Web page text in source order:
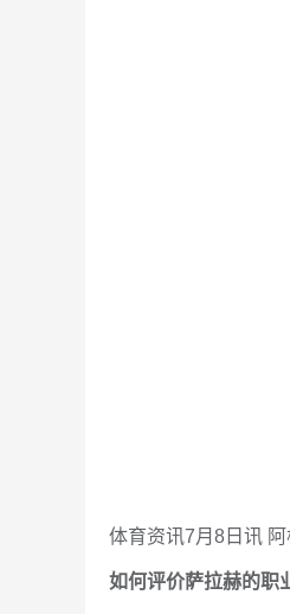
体育资讯7月8日讯
如何评价萨拉赫的职